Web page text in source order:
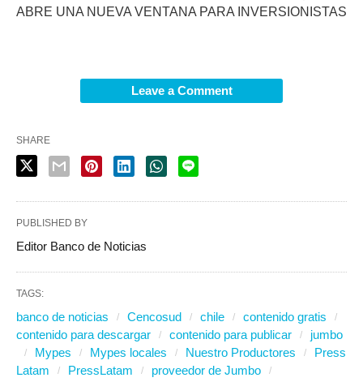
ABRE UNA NUEVA VENTANA PARA INVERSIONISTAS
Leave a Comment
SHARE
PUBLISHED BY
Editor Banco de Noticias
TAGS:
banco de noticias Cencosud chile
contenido gratis
contenido para descargar
contenido para publicar
jumbo
Mypes
Mypes locales Nuestro Productores
Press
Latam
PressLatam
proveedor de Jumbo